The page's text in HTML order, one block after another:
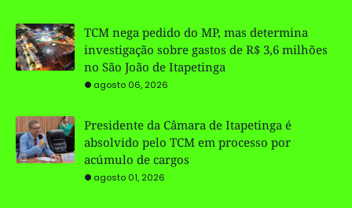
TCM nega pedido do MP, mas determina
investigação sobre gastos de R$ 3,6 milhões
no São João de Itapetinga
agosto 06, 2026
Presidente da Câmara de Itapetinga é
absolvido pelo TCM em processo por
acúmulo de cargos
agosto 01, 2026